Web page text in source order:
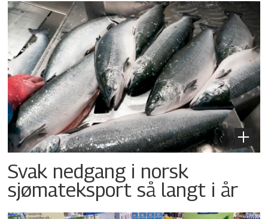
Svak nedgang i norsk
sjømateksport så langt i år